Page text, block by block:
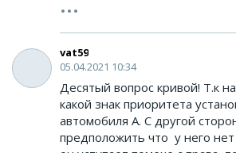
vat59
05.04.2021 10:34
Десятый вопрос кривой! Т.к
какой знак приоритета
автомобиля А. С другой
предположить что у него